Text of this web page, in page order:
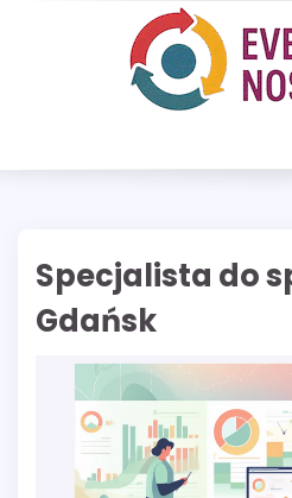
Specjalista do
Gdańsk